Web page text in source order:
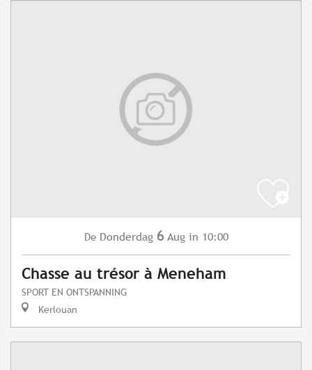
De Donderdag 6 Aug in 10:00
Chasse au trésor à Meneham
SPORT EN ONTSPANNING
Kerlouan